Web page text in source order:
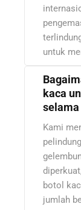
untuk
kaca
Kami
botol
jumlah